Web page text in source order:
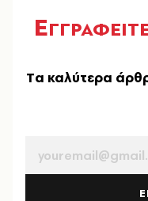
Ε
Tα καλύτερα